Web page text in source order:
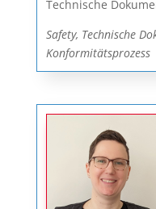
Technische
Safety, Technische
Konformitätsprozess